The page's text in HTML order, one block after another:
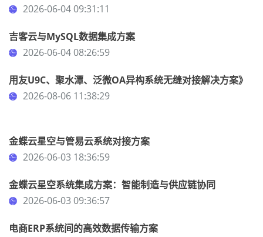
2026-06-04 09:31:11
吉客云与MySQL数据集成方案
2026-06-04 08:26:59
用友U9C、聚水潭、泛微OA异构系统无缝对接解决方案》
2026-08-06 11:38:29
金蝶云星空与管易云系统对接方案
2026-06-03 18:36:59
金蝶云星空系统集成方案：智能制造与供应链协同
2026-06-03 09:36:57
电商ERP系统间的高效数据传输方案